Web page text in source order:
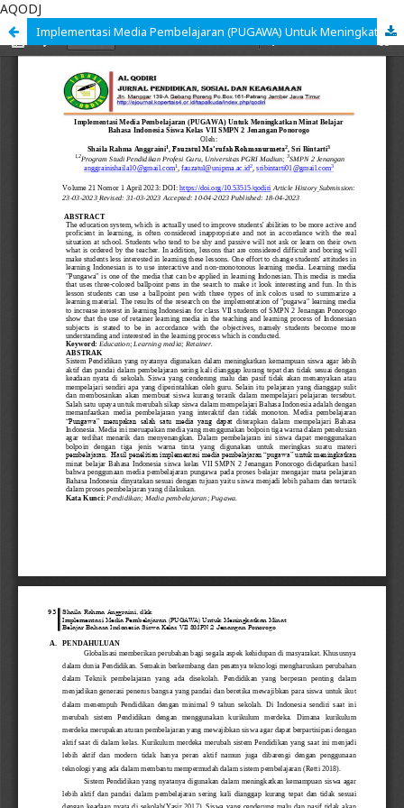
AQODJ
Implementasi Media Pembelajaran (PUGAWA) Untuk Meningkatkan Minat Belajar Bahasa Indonesia Siswa Kelas VII SMPN 2 Jenangan Ponorogo